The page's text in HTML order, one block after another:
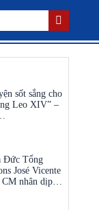
sốt sắng cho
Leo XIV” –
Đức Tổng
José Vicente
CM nhân dịp…